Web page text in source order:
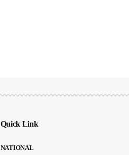
Quick Link
NATIONAL